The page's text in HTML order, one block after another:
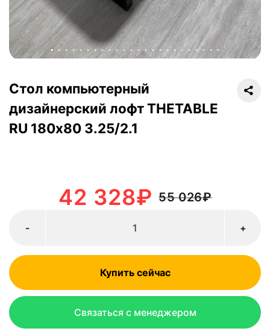
Стол компьютерный
дизайнерский лофт THETABLE
RU 180х80 3.25/2.1
55 026₽
42 328₽
+
-
Купить сейчас
Связаться с менеджером